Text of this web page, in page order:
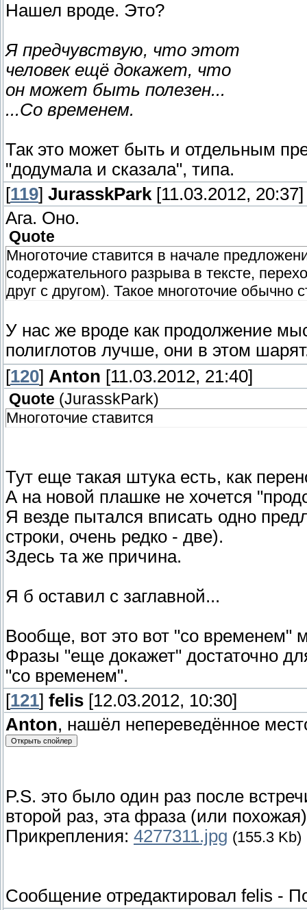
Нашел вроде. Это?
Я предчувствую, что этот
человек ещё докажет, что
он может быть полезен...
...Со временем.
Так это может быть и отдельным
"додумала и сказала", типа.
[119] JurasskPark [11.03.2012, 20:37]
Ага. Оно.
Quote
Многоточие ставится в начале
содержательного разрыва в тексте,
друг с другом). Такое многоточие обычно
У нас же вроде как продолжение
полиглотов лучше, они в этом
[120] Anton [11.03.2012, 21:40]
Quote (JurasskPark)
Многоточие ставится
Тут еще такая штука есть, как
А на новой плашке не хочется
Я везде пытался вписать одно
строки, очень редко - две).
Здесь та же причина.
Я б оставил с заглавной...
Вообще, вот это вот "со временем"
Фразы "еще докажет" достаточно
"со временем".
[121] felis [12.03.2012, 10:30]
Anton, нашёл непереведённое
P.S. это было один раз после
второй раз, эта фраза (или
Прикрепления: 4277311.jpg (155.3 Kb)
Сообщение отредактировал felis -